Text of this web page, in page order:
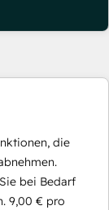
die
bei Bedarf
9,00 € pro